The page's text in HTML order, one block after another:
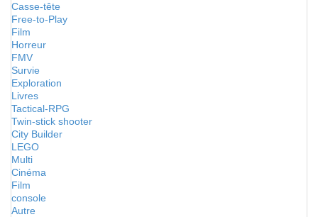
Casse-tête
Free-to-Play
Film
Horreur
FMV
Survie
Exploration
Livres
Tactical-RPG
Twin-stick shooter
City Builder
LEGO
Multi
Cinéma
Film
console
Autre